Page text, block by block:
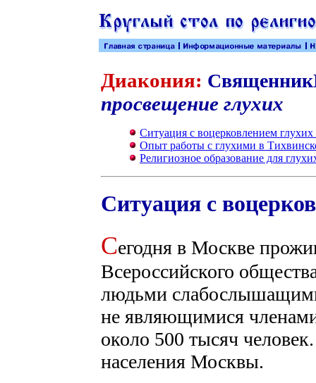
Диакония:
просвещение глухих
Ситуация с воцерковлением
Опыт работы с глухими в
Религиозное образование для
Ситуация с
Сегодня в Москве
Всероссийского
людьми
не являющимися
около 500 тысяч
населения Москвы.